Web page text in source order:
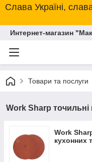
Слава Україні,
Интернет-магазин
Товари та послуги
Work Sharp точильні
Work
кухонних